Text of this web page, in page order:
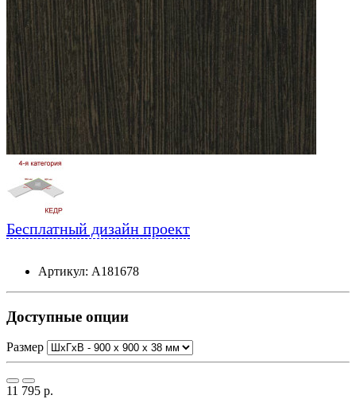
Бесплатный дизайн проект
Артикул: А181678
Доступные опции
Размер
11 795 р.